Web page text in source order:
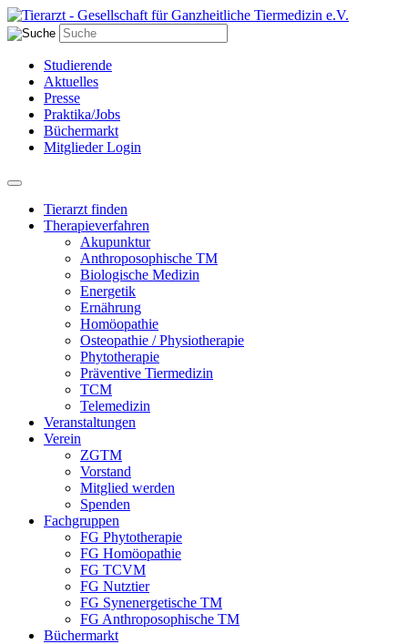
Studierende
Aktuelles
Presse
Praktika/Jobs
Büchermarkt
Mitglieder Login
Tierarzt finden
Therapieverfahren
Akupunktur
Anthroposophische TM
Biologische Medizin
Energetik
Ernährung
Homöopathie
Osteopathie / Physiotherapie
Phytotherapie
Präventive Tiermedizin
TCM
Telemedizin
Veranstaltungen
Verein
ZGTM
Vorstand
Mitglied werden
Spenden
Fachgruppen
FG Phytotherapie
FG Homöopathie
FG TCVM
FG Nutztier
FG Synenergetische TM
FG Anthroposophische TM
Büchermarkt